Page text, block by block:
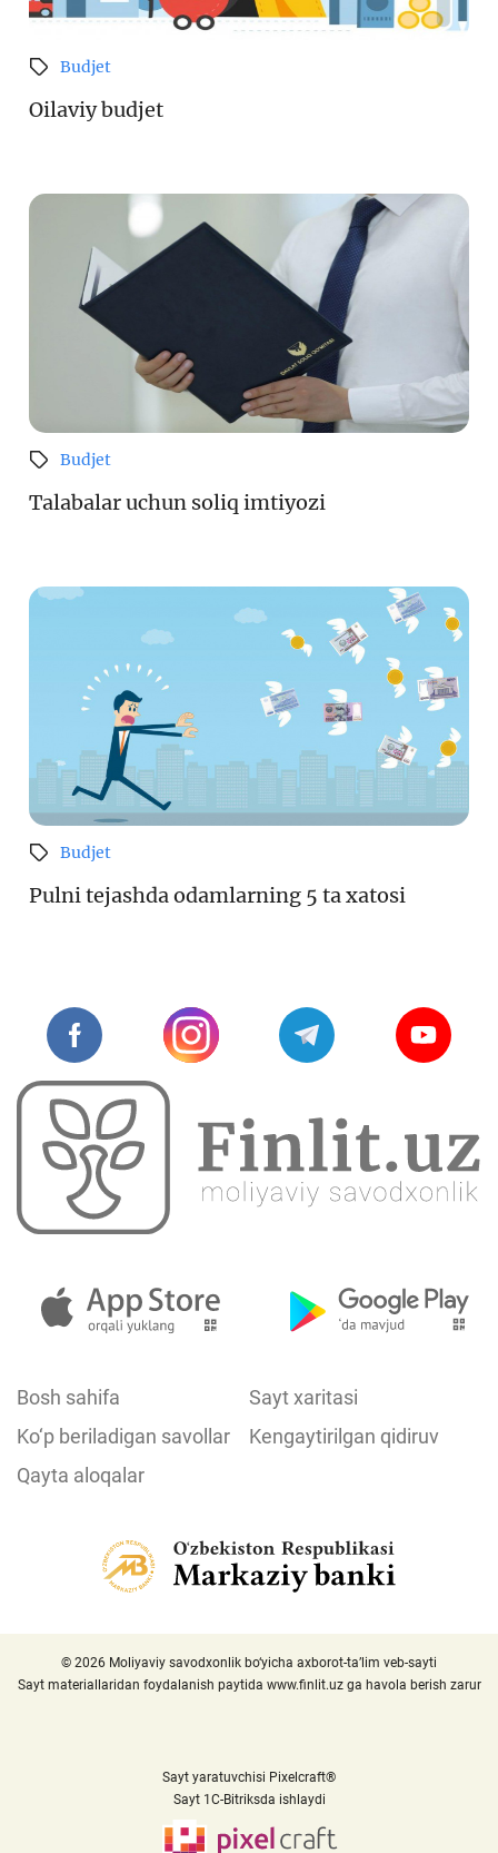
Budjet
Oilaviy budjet
Budjet
Talabalar uchun soliq imtiyozi
Budjet
Pulni tejashda odamlarning 5 ta xatosi
Bosh sahifa
Sayt xaritasi
Ko‘p beriladigan savollar
Kengaytirilgan qidiruv
Qayta aloqalar
© 2026 Moliyaviy savodxonlik bo‘yicha axborot-ta’lim veb-sayti
Sayt materiallaridan foydalanish paytida www.finlit.uzga havola berish zarur
Sayt yaratuvchisi Pixelcraft®
Sayt 1C-Bitriksda ishlaydi